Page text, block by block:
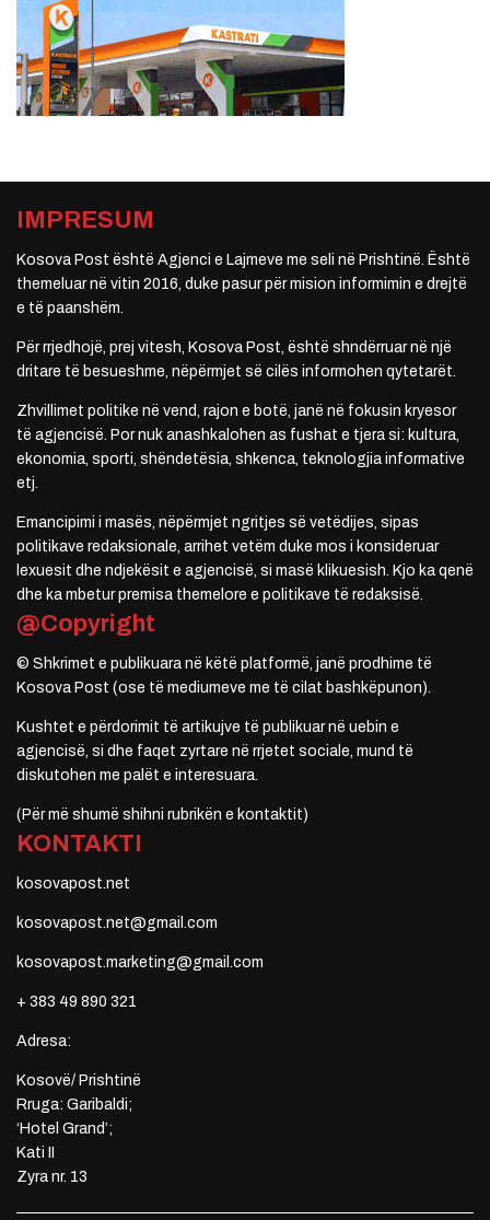
IMPRESUM
Kosova Post është Agjenci e Lajmeve me seli në Prishtinë. Është
themeluar në vitin 2016, duke pasur për mision informimin e drejtë
e të paanshëm.
Për rrjedhojë, prej vitesh, Kosova Post, është shndërruar në një
dritare të besueshme, nëpërmjet së cilës informohen qytetarët.
Zhvillimet politike në vend, rajon e botë, janë në fokusin kryesor
të agjencisë. Por nuk anashkalohen as fushat e tjera si: kultura,
ekonomia, sporti, shëndetësia, shkenca, teknologjia informative
etj.
Emancipimi i masës, nëpërmjet ngritjes së vetëdijes, sipas
politikave redaksionale, arrihet vetëm duke mos i konsideruar
lexuesit dhe ndjekësit e agjencisë, si masë klikuesish. Kjo ka qenë
dhe ka mbetur premisa themelore e politikave të redaksisë.
@Copyright
© Shkrimet e publikuara në këtë platformë, janë prodhime të
Kosova Post (ose të mediumeve me të cilat bashkëpunon).
Kushtet e përdorimit të artikujve të publikuar në uebin e
agjencisë, si dhe faqet zyrtare në rrjetet sociale, mund të
diskutohen me palët e interesuara.
(Për më shumë shihni rubrikën e kontaktit)
KONTAKTI
kosovapost.net
kosovapost.net@gmail.com
kosovapost.marketing@gmail.com
+ 383 49 890 321
Adresa:
Kosovë/ Prishtinë
Rruga: Garibaldi;
‘Hotel Grand’;
Kati II
Zyra nr. 13